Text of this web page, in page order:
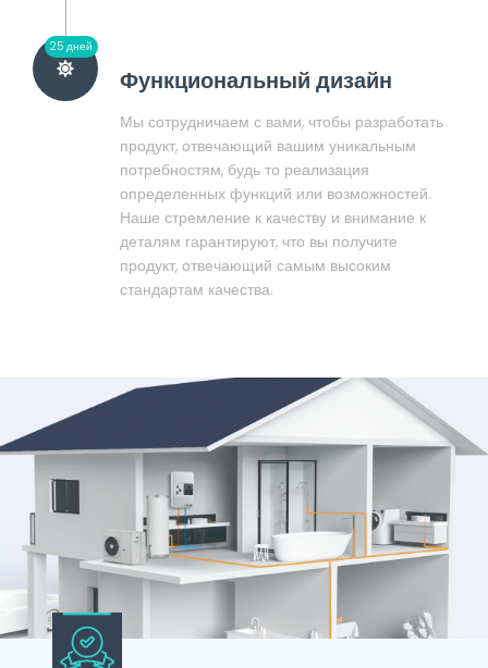
25 дней
Функциональный дизайн
Мы сотрудничаем с вами, чтобы разработать
продукт, отвечающий вашим уникальным
потребностям, будь то реализация
определенных функций или возможностей.
Наше стремление к качеству и внимание к
деталям гарантируют, что вы получите
продукт, отвечающий самым высоким
стандартам качества.
Это заголовок